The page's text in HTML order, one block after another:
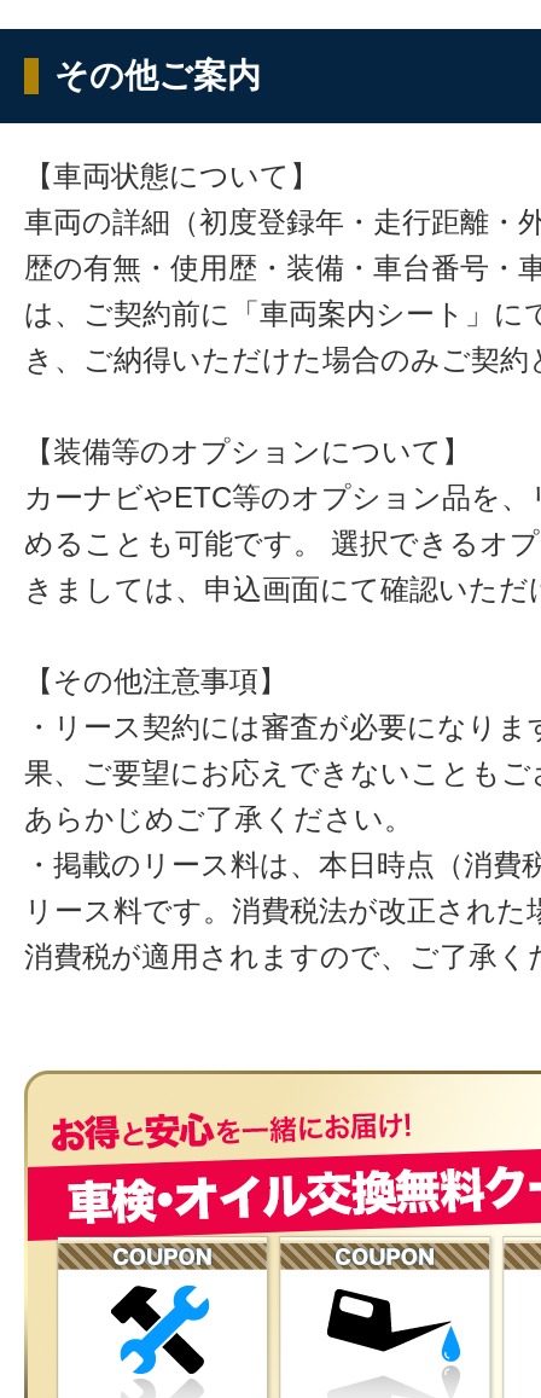
その他ご案内
【車両状態について】
車両の詳細（初度登録年・走行距離・
歴の有無・使用歴・装備・車台番号・
は、ご契約前に「車両案内シート」に
き、ご納得いただけた場合のみご契約
【装備等のオプションについて】
カーナビやETC等のオプション品を、
めることも可能です。 選択できるオ
きましては、申込画面にて確認いただ
【その他注意事項】
・リース契約には審査が必要になりま
果、ご要望にお応えできないことも
あらかじめご了承ください。
・掲載のリース料は、本日時点（消費
リース料です。消費税法が改正された
消費税が適用されますので、ご了承く